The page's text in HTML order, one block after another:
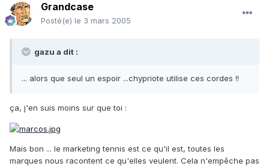
Grandcase
Posté(e) le 3 mars 2005
gazu a dit :
... alors que seul un espoir ...chypriote utilise ces cordes !!
ça, j'en suis moins sur que toi :
Mais bon ... le marketing tennis est ce qu'il est, toutes les
marques nous racontent ce qu'elles veulent. Cela n'empêche pas